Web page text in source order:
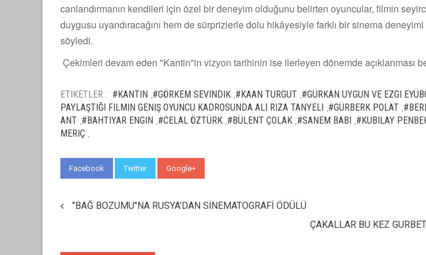
canlandırmanın kendileri için özel bir deneyim olduğunu belirten oyuncular, filmin
duygusu uyandıracağını hem de sürprizlerle dolu hikâyesiyle farklı bir sinema deneyimi
söyledi.
Çekimleri devam eden "Kantin"in vizyon tarihinin ise ilerleyen dönemde açıklanması
ETIKETLER : #KANTIN #GÖRKEM SEVINDIK #KAAN TURGUT #GÜRKAN UYGUN VE EZGI
PAYLAŞTIĞI FILMIN GENIŞ OYUNCU KADROSUNDA ALI RIZA TANYELI #GÜRBERK POLAT
ANT #BAHTIYAR ENGIN #CELAL ÖZTÜRK #BÜLENT ÇOLAK #SANEM BABI #KUBILAY
MERIÇ
Facebook Twitter Google+
"BAĞ BOZUMU"NA RUSYA'DAN SİNEMATOGRAFİ ÖDÜLÜ
ÇAKALLAR BU KEZ